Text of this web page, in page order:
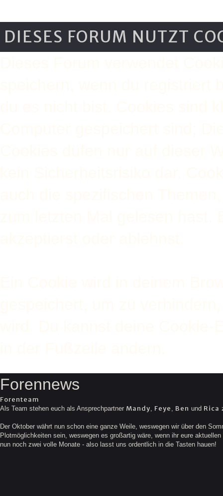
DIESES FORUM NUTZT
Forennews
Forenteam
Als Team stehen euch als Ansprechpartner Mandy, Feye , Ben und Rica
Der Oktober währt nun schon eine ganze Weile, weswegen wir über den
Plotmöglichkeiten sein, weswegen es großartig wäre, wenn ihr eure
nun noch zwei volle Monate - also lasst uns ordentlich in die Tasten hauen!